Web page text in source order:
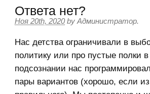
Ответа нет?
Ноя 20th, 2020 by Администратор.
Нас детства ограничивали в
политику или про пустые полки
подсознании нас
пары вариантов (хорошо, если